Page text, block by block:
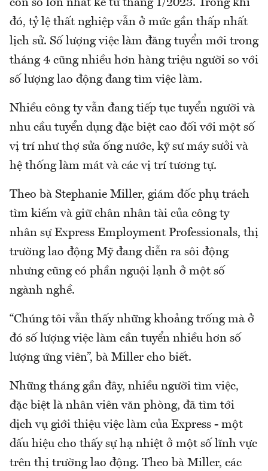
con số lớn nhất kể từ tháng 1/2023. Trong khi
đó, tỷ lệ thất nghiệp vẫn ở mức gần thấp nhất
lịch sử. Số lượng việc làm đăng tuyển mới trong
tháng 4 cũng nhiều hơn hàng triệu người so với
số lượng lao động đang tìm việc làm.
Nhiều công ty vẫn đang tiếp tục tuyển người và
nhu cầu tuyển dụng đặc biệt cao đối với một số
vị trí như thợ sửa ống nước, kỹ sư máy sưởi và
hệ thống làm mát và các vị trí tương tự.
Theo bà Stephanie Miller, giám đốc phụ trách
tìm kiếm và giữ chân nhân tài của công ty
nhân sự Express Employment Professionals, thị
trường lao động Mỹ đang diễn ra sôi động
nhưng cũng có phần nguội lạnh ở một số
ngành nghề.
“Chúng tôi vẫn thấy những khoảng trống mà ở
đó số lượng việc làm cần tuyển nhiều hơn số
lượng ứng viên”, bà Miller cho biết.
Những tháng gần đây, nhiều người tìm việc,
đặc biệt là nhân viên văn phòng, đã tìm tới
dịch vụ giới thiệu việc làm của Express - một
dấu hiệu cho thấy sự hạ nhiệt ở một số lĩnh vực
trên thị trường lao động. Theo bà Miller, các